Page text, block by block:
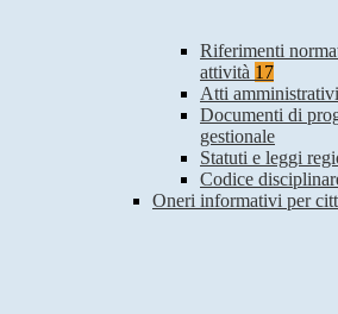
Riferimenti
attività 17
Atti
Documenti di
gestionale
Statuti e leggi
Codice
Oneri informativi per